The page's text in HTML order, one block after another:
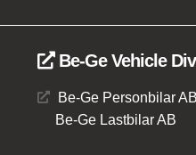
Be-Ge Vehicle
Be-Ge Personbilar AB
Be-Ge Lastbilar AB